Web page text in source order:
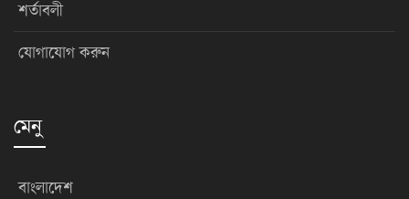
শর্তাবলী
যোগাযোগ করুন
মেনু
বাংলাদেশ